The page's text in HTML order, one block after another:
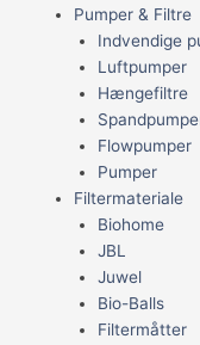
Pumper & Filtre
Indvendige
Luftpumper
Hængefiltre
Flowpumper
Pumper
Filtermateriale
Biohome
JBL
Juwel
Bio-Balls
Filtermåtter